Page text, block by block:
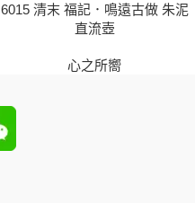
6015 清末 福記．鳴遠古做 朱泥
直流壺
心之所嚮